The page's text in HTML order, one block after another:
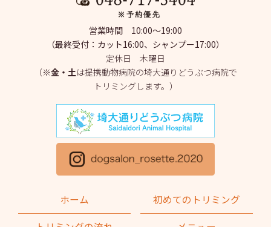
2025年5月(4)
2025年4月
(1)
2025年3月(2)
2025年2月(4)
2025年1月(1)
2024年12月(1)
2024年10月(2)
2024年9月
営業時間 10:00～19:00
（最終受付：カット16:00、シャンプー17:00）
定休日 木曜日
（※金・土は提携動物病院の埼大通りどうぶつ病院で
トリミングします。）
ホーム
初めてのトリミング